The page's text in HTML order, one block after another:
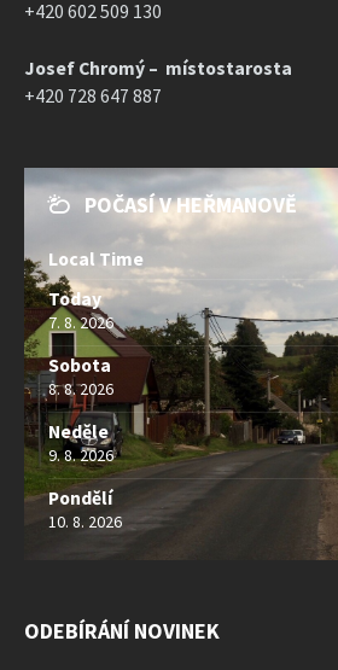
+420 602 509 130
Josef Chromý – místostarosta
+420 728 647 887
POČASÍ V HEŘMANOVĚ
Local Time
Today
7. 8. 2026
Sobota
8. 8. 2026
Neděle
9. 8. 2026
Pondělí
10. 8. 2026
ODEBÍRÁNÍ NOVINEK